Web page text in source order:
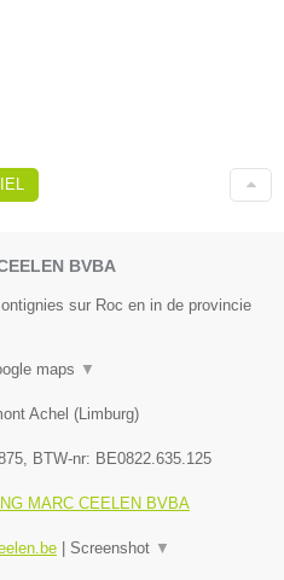
BVBA
sur Roc en in de provincie
maps ▼
Achel ( Limburg)
, BTW-nr: BE0822.635.125
MARC CEELEN BVBA
Screenshot ▼